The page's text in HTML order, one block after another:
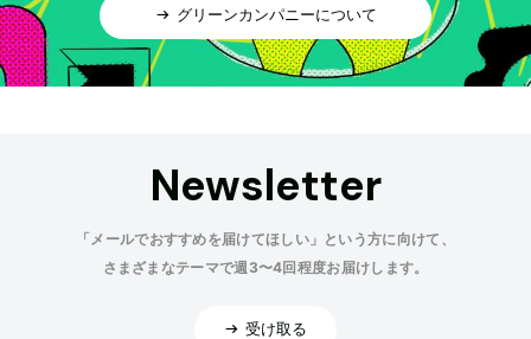
グリーンカンパニーについて
Newsletter
「メールでおすすめを届けてほしい」という方に向けて、
さまざまなテーマで週3〜4回程度お届けします。
受け取る